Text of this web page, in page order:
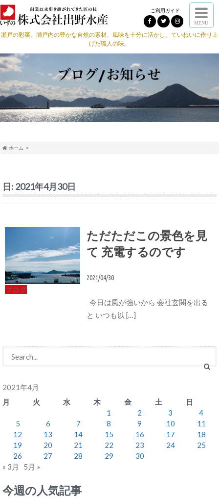
ご利用ガイド
MENU
瀬戸の彩菜。瀬戸内の豊かな自然の素材、風味を十分に活かし、ていねいに作り上
げた職人の味。
ホーム
日: 2021年4月30日
ブログ
ただただこの景色を見
て 充電するのです
2021/04/30
今日は風が強いから 会社玄関を出る
と いつも以 […]
2021年4月
月
火 水 木 金 土
日
1
2 3
4
5
6 7 8 9 10
11
12
13 14 15 16 17
18
19
20 21 22 23 24
25
26
27 28 29
30
« 3月
5月 »
今週の人気記事